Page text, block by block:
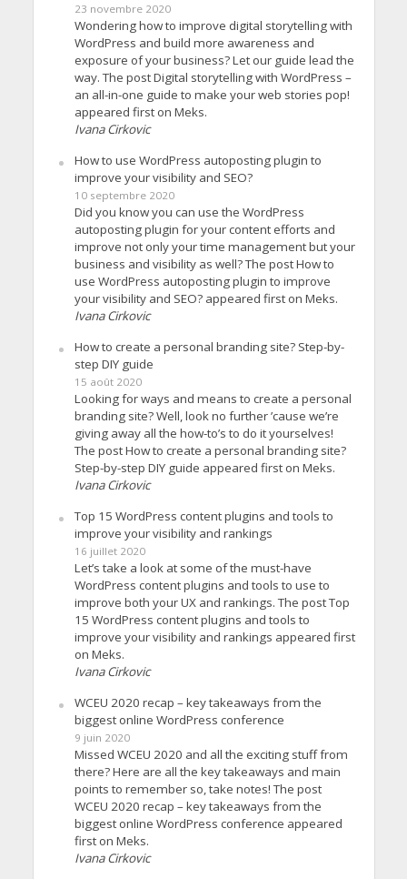
23 novembre 2020
Wondering how to improve digital storytelling with
WordPress and build more awareness and
exposure of your business? Let our guide lead the
way. The post Digital storytelling with WordPress –
an all-in-one guide to make your web stories pop!
appeared first on Meks.
Ivana Cirkovic
How to use WordPress autoposting plugin to
improve your visibility and SEO?
10 septembre 2020
Did you know you can use the WordPress
autoposting plugin for your content efforts and
improve not only your time management but your
business and visibility as well? The post How to
use WordPress autoposting plugin to improve
your visibility and SEO? appeared first on Meks.
Ivana Cirkovic
How to create a personal branding site? Step-by-
step DIY guide
15 août 2020
Looking for ways and means to create a personal
branding site? Well, look no further ’cause we’re
giving away all the how-to’s to do it yourselves!
The post How to create a personal branding site?
Step-by-step DIY guide appeared first on Meks.
Ivana Cirkovic
Top 15 WordPress content plugins and tools to
improve your visibility and rankings
16 juillet 2020
Let’s take a look at some of the must-have
WordPress content plugins and tools to use to
improve both your UX and rankings. The post Top
15 WordPress content plugins and tools to
improve your visibility and rankings appeared first
on Meks.
Ivana Cirkovic
WCEU 2020 recap – key takeaways from the
biggest online WordPress conference
9 juin 2020
Missed WCEU 2020 and all the exciting stuff from
there? Here are all the key takeaways and main
points to remember so, take notes! The post
WCEU 2020 recap – key takeaways from the
biggest online WordPress conference appeared
first on Meks.
Ivana Cirkovic